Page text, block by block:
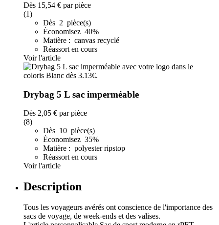
Dès 15,54 € par pièce
(1)
Dès 2 pièce(s)
Économisez 40%
Matière : canvas recyclé
Réassort en cours
Voir l'article
Drybag 5 L sac imperméable
Dès 2,05 € par pièce
(8)
Dès 10 pièce(s)
Économisez 35%
Matière : polyester ripstop
Réassort en cours
Voir l'article
Description
Tous les voyageurs avérés ont conscience de l'importance des
sacs de voyage, de week-ends et des valises.